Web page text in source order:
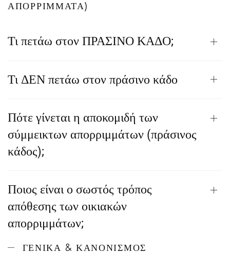
ΑΠΟΡΡΊΜΜΑΤΑ)
Τι πετάω στον ΠΡΑΣΙΝΟ ΚΑΔΟ;
Τι ΔΕΝ πετάω στον πράσινο κάδο
Πότε γίνεται η αποκομιδή των
σύμμεικτων απορριμμάτων (πράσινος
κάδος);
Ποιος είναι ο σωστός τρόπος
απόθεσης των οικιακών
απορριμμάτων;
ΓΕΝΙΚΆ & ΚΑΝΟΝΙΣΜΌΣ